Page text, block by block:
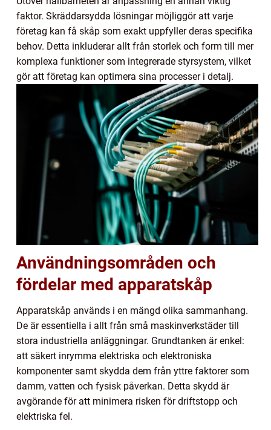
faktor. Skräddarsydda lösningar möjliggör att varje
företag kan få skåp som exakt uppfyller deras specifika
behov. Detta inkluderar allt från storlek och form till mer
komplexa funktioner som integrerade styrsystem, vilket
gör att företag kan optimera sina processer i detalj.
Användningsområden och
fördelar med apparatskåp
Apparatskåp används i en mängd olika sammanhang.
De är essentiella i allt från små maskinverkstäder till
stora industriella anläggningar. Grundtanken är enkel:
att säkert inrymma elektriska och elektroniska
komponenter samt skydda dem från yttre faktorer som
damm, vatten och fysisk påverkan. Detta skydd är
avgörande för att minimera risken för driftstopp och
elektriska fel.